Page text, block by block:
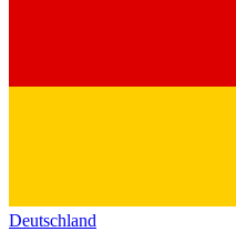
Deutschland